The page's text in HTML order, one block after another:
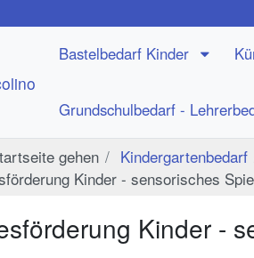
Bastelbedarf Kinder
Grundschulbedarf -
gehen Kindergartenbedarf
Kinder - sensorisches
Kinder -